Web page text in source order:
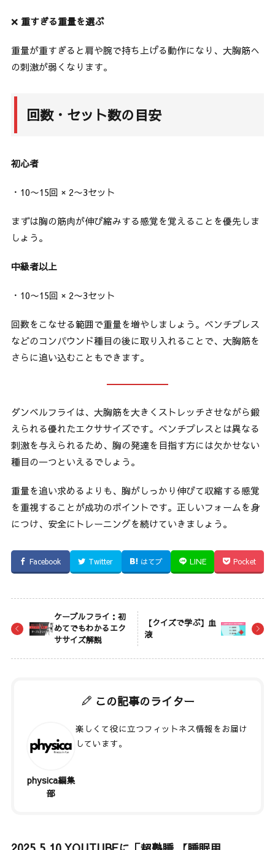
❌重すぎる重量を選ぶ
重量が重すぎると肩や腕で持ち上げる動作になり、大胸筋へ
の刺激が弱くなります。
回数・セット数の目安
初心者
・10〜15回 × 2〜3セット
まずは胸の筋肉が伸び縮みする感覚を覚えることを優先しま
しょう。
中級者以上
・10〜15回 × 2〜3セット
回数をこなせる範囲で重量を増やしましょう。ベンチプレス
などのコンパウンド種目の後に取り入れることで、大胸筋を
さらに追い込むこともできます。
ダンベルフライは、大胸筋を大きくストレッチさせながら鍛
えられる優れたエクササイズです。ベンチプレスとは異なる
刺激を与えられるため、胸の発達を目指す方には欠かせない
種目の一つといえるでしょう。
重量を追い求めるよりも、胸がしっかり伸びて収縮する感覚
を重視することが成功のポイントです。正しいフォームを身
につけ、安全にトレーニングを続けていきましょう。
Facebook Twitter はてブ LINE Pocket
ケーブルフライ：初
めてでもわかるエク
ササイズ解説
【クイズで学ぶ】血
液
この記事のライター
physica編集
部
楽しくて役に立つフィットネス情報をお届け
しています。